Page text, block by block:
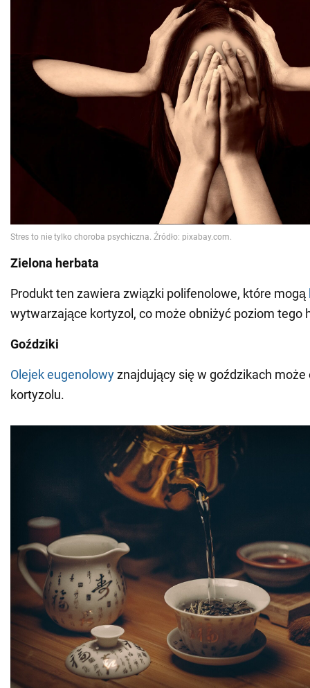
Zielona herbata
Produkt ten zawiera związki polifenolowe, które mogą
wytwarzające kortyzol, co może obniżyć poziom tego
Goździki
Olejek eugenolowyznajdujący się w goździkach
kortyzolu.